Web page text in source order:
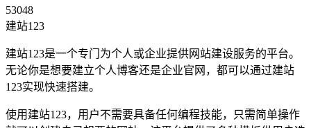
53048
建站123
建站123是一个专门为个人或企业提供网站建设服务的平台。
无论你是想要建立个人博客还是企业官网，都可以通过建站
123实现快速搭建。
使用建站123，用户不需要具备任何编程技能，只需简单操作